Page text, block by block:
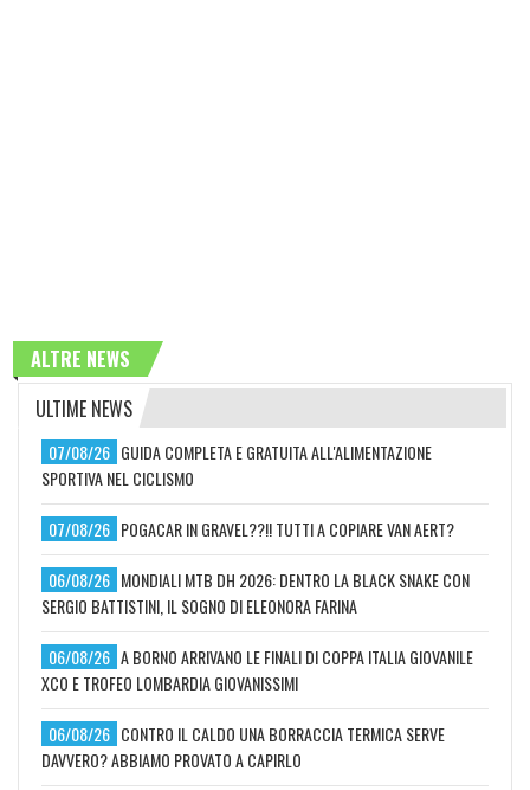
ALTRE NEWS
ULTIME NEWS
07/08/26 GUIDA COMPLETA E GRATUITA ALL'ALIMENTAZIONE
SPORTIVA NEL CICLISMO
07/08/26 POGACAR IN GRAVEL??!! TUTTI A COPIARE VAN AERT?
06/08/26 MONDIALI MTB DH 2026: DENTRO LA BLACK SNAKE CON
SERGIO BATTISTINI, IL SOGNO DI ELEONORA FARINA
06/08/26 A BORNO ARRIVANO LE FINALI DI COPPA ITALIA GIOVANILE
XCO E TROFEO LOMBARDIA GIOVANISSIMI
06/08/26 CONTRO IL CALDO UNA BORRACCIA TERMICA SERVE
DAVVERO? ABBIAMO PROVATO A CAPIRLO